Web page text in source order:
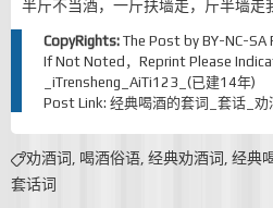
半斤不当酒，一斤扶墙走，斤半墙走
CopyRights: The Post by BY-NC-SA
If Not Noted，Reprint Please
_iTrensheng_AiTi123_(已建14年)
Post Link: 经典喝酒的套词_套话_
劝酒词 喝酒俗语 经典劝酒词 经典
套话词